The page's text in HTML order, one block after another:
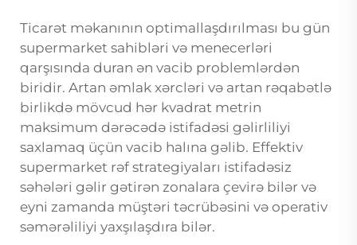
Ticarət məkanının optimallaşdırılması bu gün
supermarket sahibləri və menecerləri
qarşısında duran ən vacib problemlərdən
biridir. Artan əmlak xərcləri və artan rəqabətlə
birlikdə mövcud hər kvadrat metrin
maksimum dərəcədə istifadəsi gəlirliliyi
saxlamaq üçün vacib halına gəlib. Effektiv
supermarket rəf strategiyaları istifadəsiz
səhələri gəlir gətirən zonalara çevirə bilər və
eyni zamanda müştəri təcrübəsini və operativ
səmərəliliyi yaxşılaşdıra bilər.